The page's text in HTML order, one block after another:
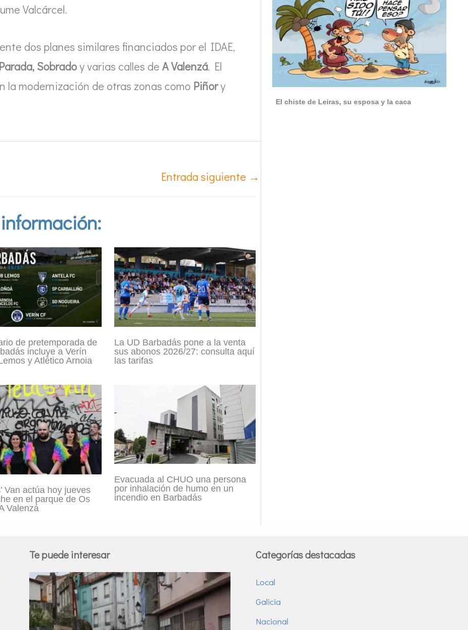
Valcárcel.
dos planes similares financiados por el IDAE,
Parada, Sobradoy varias calles de A Valenzá. El
modernización de otras zonas como Piñory
Entrada siguiente →
de pretemporada de
incluye a Verín
y Atlético Arnoia
La UD Barbadás pone a la venta
sus abonos 2026/27: consulta aquí
las tarifas
Van actúa hoy jueves
en el parque de Os
Valenzá
Evacuada al CHUO una persona
por inhalación de humo en un
incendio en Barbadás
El chiste de Leiras, su esposa y la caca
Te puede interesar Categorías destacadas
Local
Galicia
Nacional